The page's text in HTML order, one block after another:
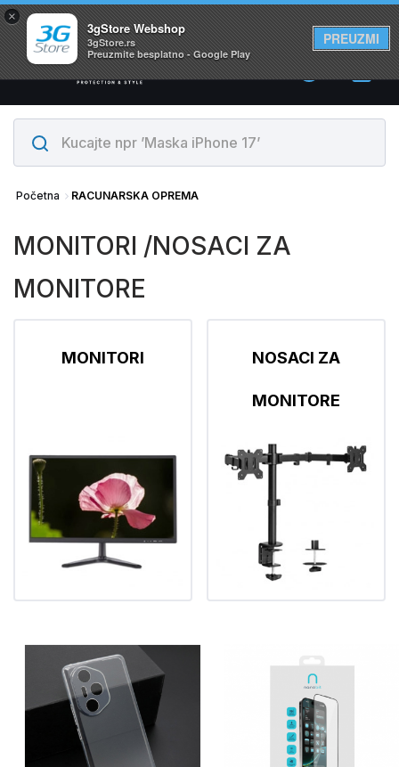
×
3gStore Webshop
3gStore.rs
Preuzmite besplatno - Google Play
PREUZMI
Svi proizvodi su na lageru. Slanje istog dana!
0
Početna RACUNARSKA OPREMA
MONITORI /NOSACI ZA
MONITORE
MONITORI NOSACI ZA
MONITORE